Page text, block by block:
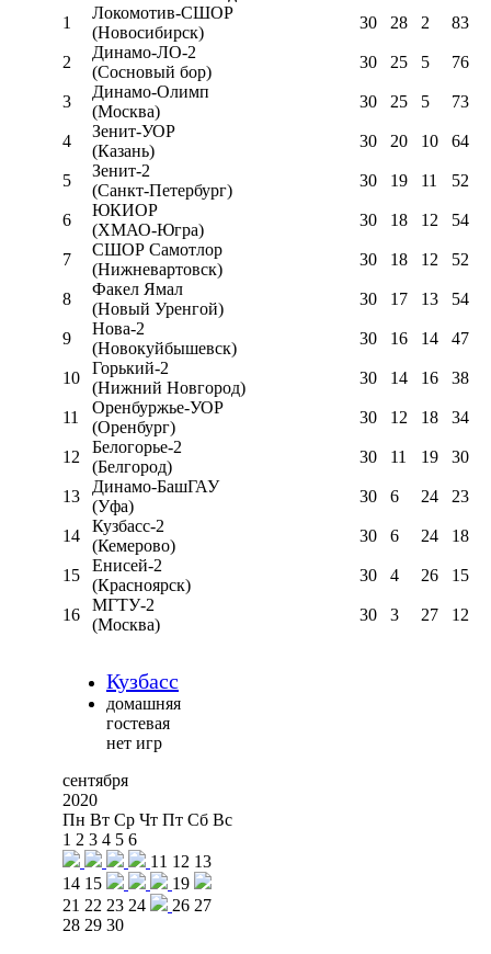
1
Локомотив-CШОР
(Новосибирск)
30 28 2 83
2
Динамо-ЛО-2
(Сосновый бор)
30 25 5 76
3
Динамо-Олимп
(Москва)
30 25 5 73
4
Зенит-УОР
(Казань)
30 20 10 64
5
Зенит-2
(Санкт-Петербург)
30 19 11 52
6
ЮКИОР
(ХМАО-Югра)
30 18 12 54
7
СШОР Самотлор
(Нижневартовск)
30 18 12 52
8
Факел Ямал
(Новый Уренгой)
30 17 13 54
9
Нова-2
(Новокуйбышевск)
30 16 14 47
10
Горький-2
(Нижний Новгород)
30 14 16 38
11
Оренбуржье-УОР
(Оренбург)
30 12 18 34
12
Белогорье-2
(Белгород)
30 11 19 30
13
Динамо-БашГАУ
(Уфа)
30 6 24 23
14
Кузбасс-2
(Кемерово)
30 6 24 18
15
Енисей-2
(Красноярск)
30 4 26 15
16
МГТУ-2
(Москва)
30 3 27 12
Кузбасс
домашняя
гостевая
нет игр
сентября
2020
Пн Вт Ср Чт Пт Сб Вс
1 2 3 4 5 6
11 12 13
14 15
19
21 22 23 24 26 27
28 29 30